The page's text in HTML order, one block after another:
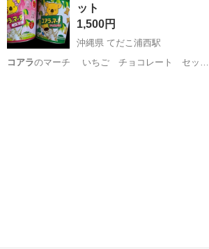
ット
1,500円
沖縄県 てだこ浦西駅
コアラのマーチ いちご チョコレート セッ…